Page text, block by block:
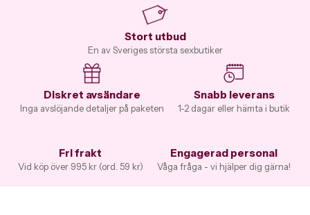
Stort utbud
En av Sveriges största sexbutiker
Diskret avsändare
Inga avslöjande detaljer på paketen
Snabb leverans
1-2 dagar eller hämta i butik
Fri frakt
Vid köp över 995 kr (ord. 59 kr)
Engagerad personal
Våga fråga - vi hjälper dig gärna!